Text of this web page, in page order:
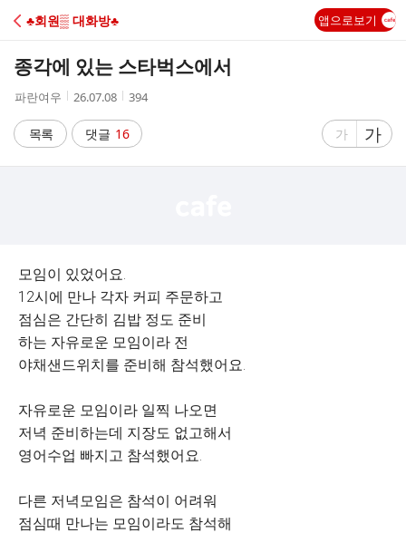
C
A
♣회원▒ 대화방♣ 앱으로보기
종각에 있는 스타벅스에서
작
자
파란여우
작
시
간
26.07.08
조
수
394
목록 댓글 16
글
가
글
자
가
모임이 있었어요.
12시에 만나 각자 커피 주문하고
점심은 간단히 김밥 정도 준비
하는 자유로운 모임이라 전
야채샌드위치를 준비해 참석했어요.
자유로운 모임이라 일찍 나오면
저녁 준비하는데 지장도 없고해서
영어수업 빠지고 참석했어요.
다른 저녁모임은 참석이 어려워
점심때 만나는 모임이라도 참석해